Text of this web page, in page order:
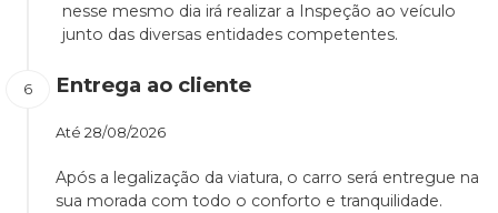
nesse mesmo dia irá realizar a Inspeção ao veículo
junto das diversas entidades competentes.
Entrega ao cliente
Até 28/08/2026
Após a legalização da viatura, o carro será entregue na
sua morada com todo o conforto e tranquilidade.